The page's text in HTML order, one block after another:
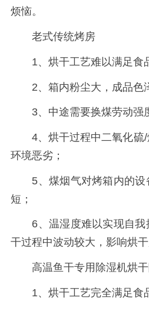
烦恼。
老式传统烤房
1、烘干工艺难以满足食
2、箱内粉尘大，成品色
3、中途需要换煤劳动强
4、烘干过程中二氧化硫/
环境恶劣；
5、煤烟气对烤箱内的设
短；
6、温湿度难以实现自我
干过程中波动较大，影响烘干
高温鱼干专用除湿机烘干
1、烘干工艺完全满足食